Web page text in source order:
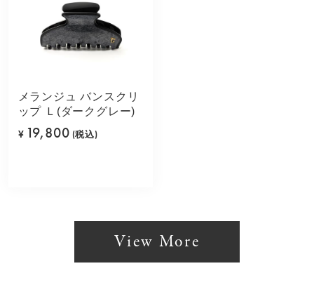
メランジュ バンスクリ
ップ Ｌ(ダークグレー)
¥ 19,800 (税込)
View More